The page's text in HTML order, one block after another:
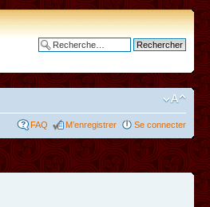
FAQ M’enregistrer Se connecter